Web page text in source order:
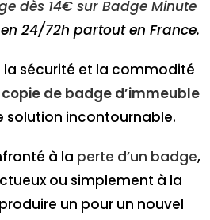
dès 14€ sur Badge Minute
24/72h partout en France.
la sécurité et la commodité
copie de badge d’immeuble
solution incontournable.
à la perte d’un badge,
ou simplement à la
un pour un nouvel